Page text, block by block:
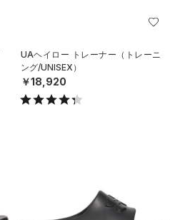
UAヘイロー トレーナー（トレーニ
ング/UNISEX）
￥18,920